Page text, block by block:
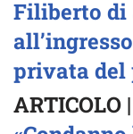
Filiberto di
privata del
ARTICOLO |